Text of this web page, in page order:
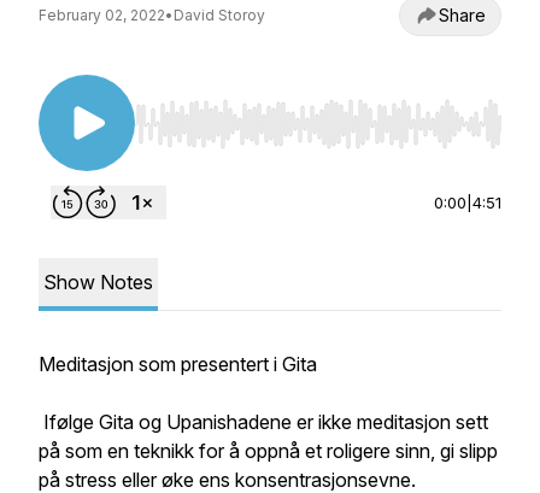
February 02, 2022• David Storoy Share
Use Left/Right to seek, Home/End to jump to
0:00 4:51
Show Notes
Meditasjon som presentert i Gita
Ifølge Gita og Upanishadene er ikke meditasjon sett
på som en teknikk for å oppnå et roligere sinn, gi slipp
på stress eller øke ens konsentrasjonsevne.